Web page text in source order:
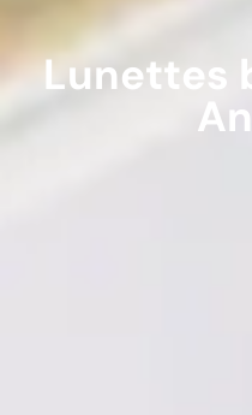
Lunettes